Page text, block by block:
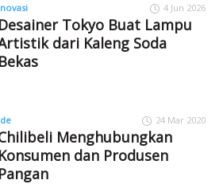
4 Jun 2026
Desainer Tokyo Buat Lampu
dari Kaleng Soda
Bekas
24 Mar 2020
Menghubungkan
Konsumen dan Produsen
Pangan